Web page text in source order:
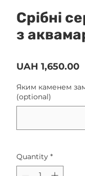
Срібні
з
UAH 1,650.00
Яким каменем
(optional)
Quantity *